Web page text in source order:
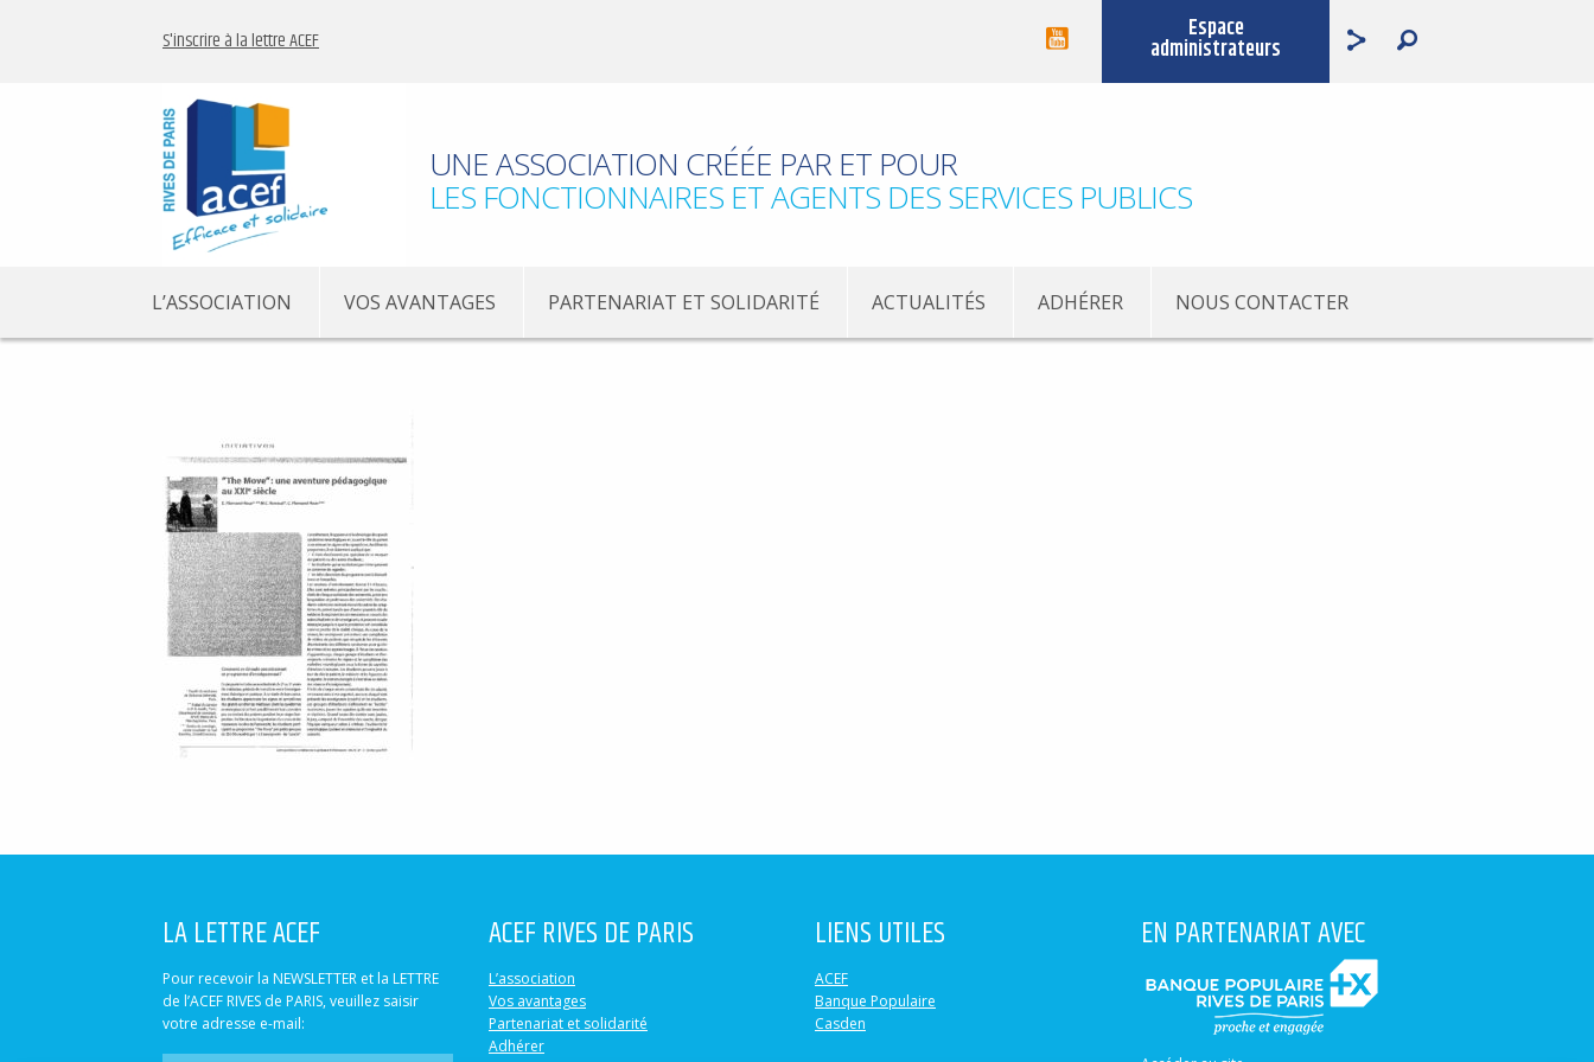
S'inscrire à la lettre ACEF Espace
administrateurs
UNE ASSOCIATION CRÉÉE PAR ET POUR
LES FONCTIONNAIRES ET AGENTS DES SERVICES PUBLICS
L’ASSOCIATION VOS AVANTAGES PARTENARIAT ET SOLIDARITÉ ACTUALITÉS ADHÉRER NOUS CONTACTER
LA LETTRE ACEF
Pour recevoir la NEWSLETTER et la LETTRE
de l’ACEF RIVES de PARIS, veuillez saisir
votre adresse e-mail:
ACEF RIVES DE PARIS
L’association
Vos avantages
Partenariat et solidarité
Adhérer
LIENS UTILES
ACEF
Banque Populaire
Casden
EN PARTENARIAT AVEC